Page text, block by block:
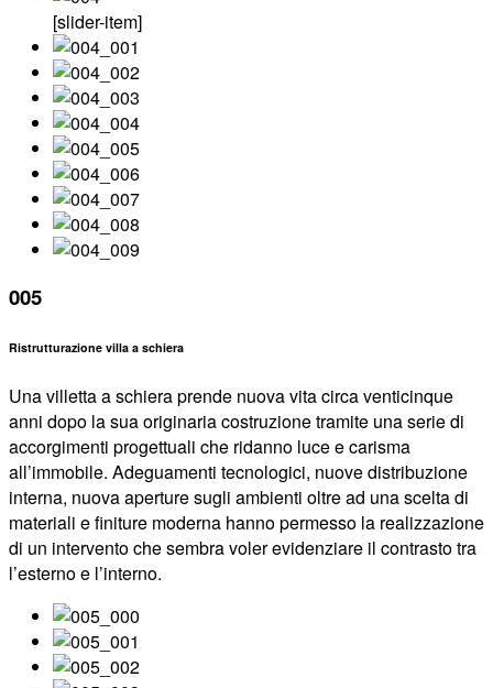
[slider-item]
005
Ristrutturazione villa a schiera
Una villetta a schiera prende nuova vita circa venticinque
anni dopo la sua originaria costruzione tramite una serie di
accorgimenti progettuali che ridanno luce e carisma
all’immobile. Adeguamenti tecnologici, nuove distribuzione
interna, nuova aperture sugli ambienti oltre ad una scelta di
materiali e finiture moderna hanno permesso la realizzazione
di un intervento che sembra voler evidenziare il contrasto tra
l’esterno e l’interno.